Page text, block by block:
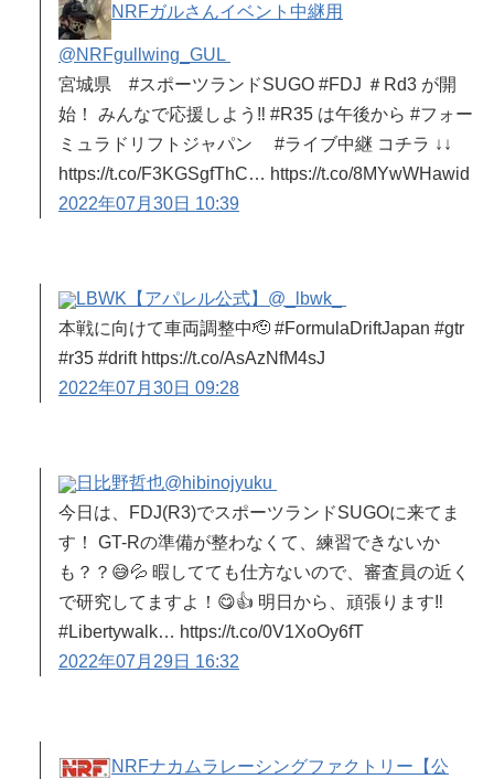
NRFガルさんイベント中継用
@NRFgullwing_GUL
宮城県 #スポーツランドSUGO #FDJ ＃Rd3 が開
始！ みんなで応援しよう‼︎ #R35 は午後から #フォー
ミュラドリフトジャパン #ライブ中継 コチラ ↓↓
https://t.co/F3KGSgfThC… https://t.co/8MYwWHawid
2022年07月30日 10:39
LBWK【アパレル公式】 @_lbwk_
本戦に向けて車両調整中🫡 #FormulaDriftJapan #gtr
#r35 #drift https://t.co/AsAzNfM4sJ
2022年07月30日 09:28
日比野哲也@hibinojyuku
今日は、FDJ(R3)でスポーツランドSUGOに来てま
す！ GT-Rの準備が整わなくて、練習できないか
も？？😅💦 暇してても仕方ないので、審査員の近く
で研究してますよ！😋👍 明日から、頑張ります‼️
#Libertywalk… https://t.co/0V1XoOy6fT
2022年07月29日 16:32
NRFナカムラレーシングファクトリー【公